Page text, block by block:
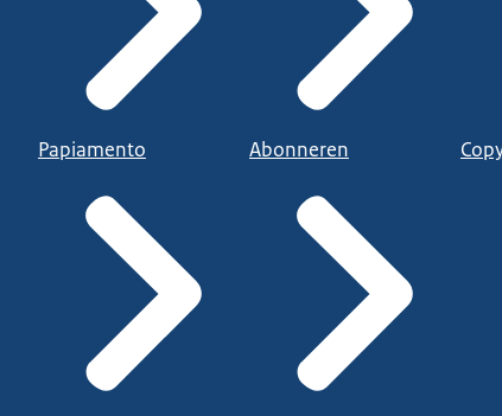
Papiamento Abonneren